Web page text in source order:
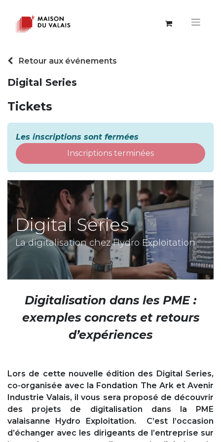
Retour aux événements
Digital Series
Tickets
Les inscriptions sont fermées
Inscriptions terminées
Digital Series
La digitalisation chez Hydro Exploitation
Digitalisation dans les PME :
exemples concrets et retours
d’expériences
Lors de cette nouvelle édition des Digital Series,
co-organisée avec la Fondation The Ark et Avenir
Industrie Valais, il vous sera proposé de découvrir
des projets de digitalisation dans la PME
valaisanne Hydro Exploitation. C’est l’occasion
d’échanger avec les dirigeants de l’entreprise sur